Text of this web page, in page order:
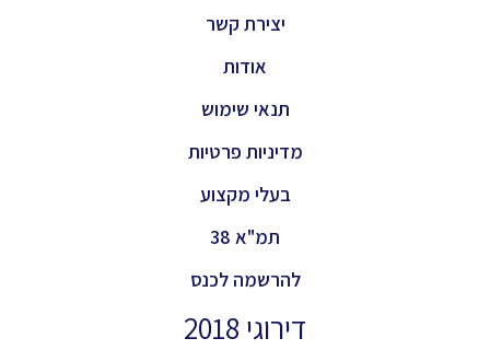
יצירת קשר
אודות
תנאי שימוש
מדיניות פרטיות
בעלי מקצוע
תמ"א 38
להרשמה לכנס
דירוגי 2018